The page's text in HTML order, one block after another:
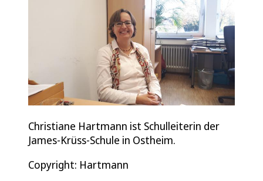
Christiane Hartmann ist Schulleiterin der
James-Krüss-Schule in Ostheim.
Copyright: Hartmann